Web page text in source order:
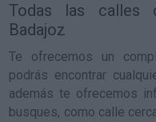
Todas las calles
Badajoz
Te ofrecemos un
podrás encontrar
además te ofrecemos
busques, como calle